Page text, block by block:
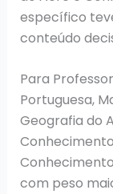
específico
conteúdo
Para
Portuguesa,
Geografia do
com peso